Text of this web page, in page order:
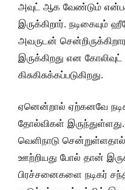
அவுட் ஆக வேண்டும்
இருக்கிறார்.
அவருடன்
இருக்கிறது என கோலிவுட்
கிசுகிசுக்கப்படுகிறது.
ஏனென்றால் ஏற்கனவே
தோல்விகள் இருந்துள்ளது.
வெளிநாடு
ஊற்றியது போல் தான்
பிரச்சனைகளை நடிகர்